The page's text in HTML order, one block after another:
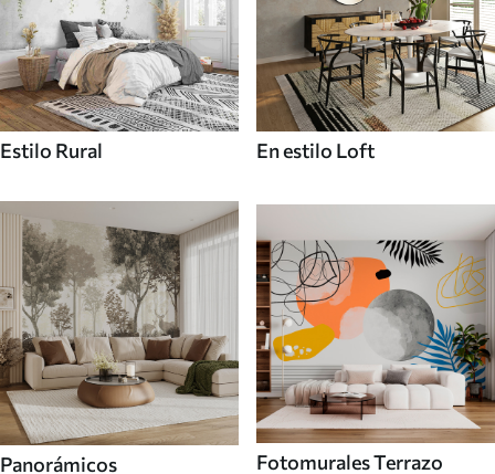
Estilo Rural En estilo Loft
Panorámicos Fotomurales Terrazo